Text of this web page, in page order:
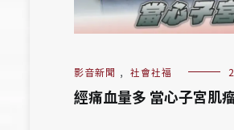
影音新聞 , 社會社福
經痛血量多 當心子宮肌